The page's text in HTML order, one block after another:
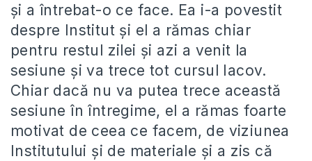
și a întrebat-o ce face. Ea i-a povestit
despre Institut și el a rămas chiar
pentru restul zilei și azi a venit la
sesiune și va trece tot cursul Iacov.
Chiar dacă nu va putea trece această
sesiune în întregime, el a rămas foarte
motivat de ceea ce facem, de viziunea
Institutului și de materiale și a zis că